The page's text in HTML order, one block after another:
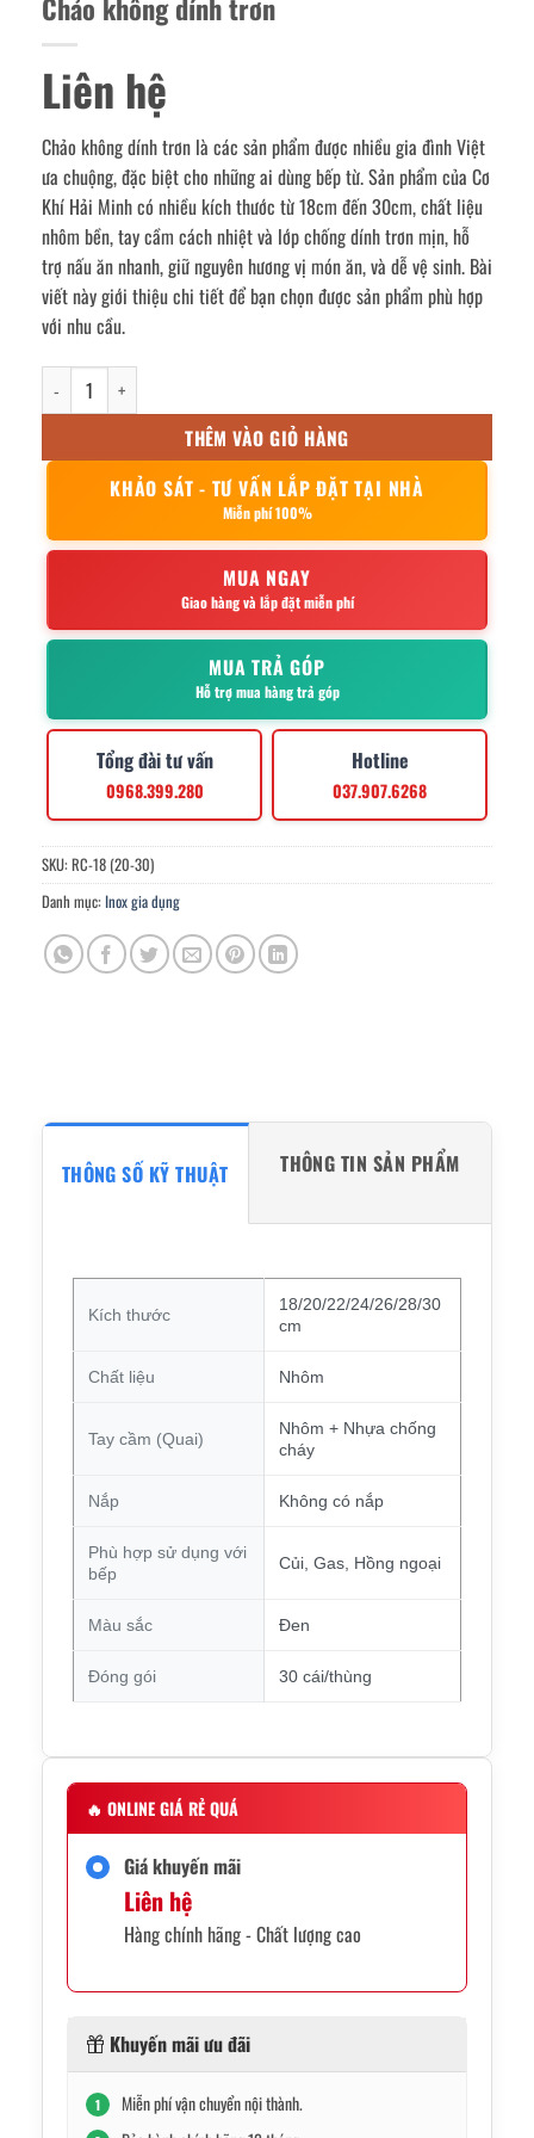
Liên hệ
Chảo không dính trơn là các sản phẩm được nhiều gia đình Việt
ưa chuộng, đặc biệt cho những ai dùng bếp từ. Sản phẩm của Cơ
Khí Hải Minh có nhiều kích thước từ 18cm đến 30cm, chất liệu
nhôm bền, tay cầm cách nhiệt và lớp chống dính trơn mịn, hỗ
trợ nấu ăn nhanh, giữ nguyên hương vị món ăn, và dễ vệ sinh. Bài
viết này giới thiệu chi tiết để bạn chọn được sản phẩm phù hợp
với nhu cầu.
Chảo không dính trơn số lượng
THÊM VÀO GIỎ HÀNG
KHẢO SÁT - TƯ VẤN LẮP ĐẶT TẠI NHÀ
Miễn phí 100%
MUA NGAY
Giao hàng và lắp đặt miễn phí
MUA TRẢ GÓP
Hỗ trợ mua hàng trả góp
Tổng đài tư vấn
0968.399.280
Hotline
037.907.6268
SKU: RC-18 (20-30)
Danh mục: Inox gia dụng
THÔNG SỐ KỸ THUẬT THÔNG TIN SẢN PHẨM
Kích thước
18/20/22/24/26/28/30
cm
Chất liệu Nhôm
Tay cầm (Quai)
Nhôm + Nhựa chống
cháy
Nắp Không có nắp
Phù hợp sử dụng với
bếp
Củi, Gas, Hồng ngoại
Màu sắc Đen
Đóng gói 30 cái/thùng
🔥 ONLINE GIÁ RẺ QUÁ
Giá khuyến mãi
Liên hệ
Hàng chính hãng - Chất lượng cao
Khuyến mãi ưu đãi
1 Miễn phí vận chuyển nội thành.